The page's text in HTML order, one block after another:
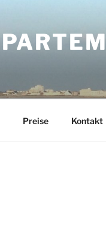
Preise Kontakt